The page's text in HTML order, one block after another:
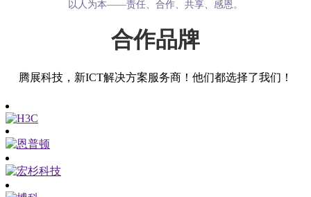
以人为本——责任、合作、共享、感恩。
合作品牌
腾展科技，新ICT解决方案服务商！他们都选择了我们！